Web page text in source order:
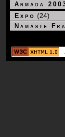
Armada
Expo (24)
Namaste